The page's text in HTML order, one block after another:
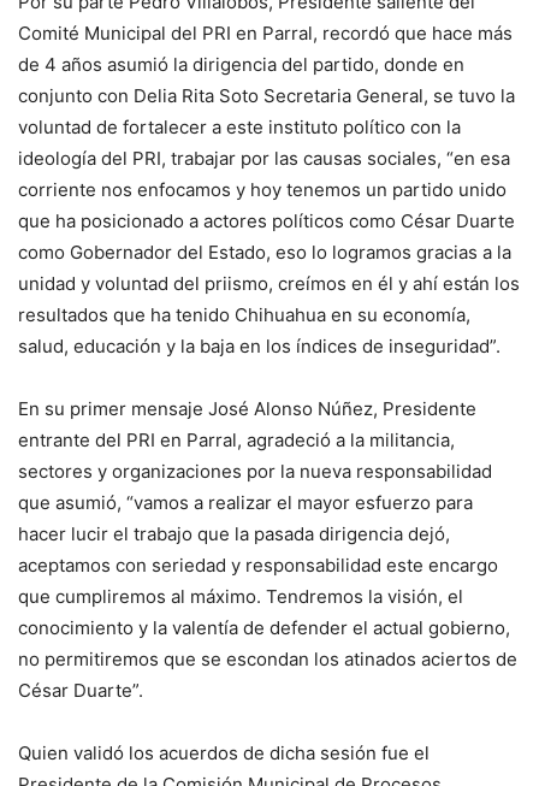
Comité Municipal del PRI en Parral, recordó que hace más
de 4 años asumió la dirigencia del partido, donde en
conjunto con Delia Rita Soto Secretaria General, se tuvo la
voluntad de fortalecer a este instituto político con la
ideología del PRI, trabajar por las causas sociales, “en esa
corriente nos enfocamos y hoy tenemos un partido unido
que ha posicionado a actores políticos como César Duarte
como Gobernador del Estado, eso lo logramos gracias a la
unidad y voluntad del priismo, creímos en él y ahí están los
resultados que ha tenido Chihuahua en su economía,
salud, educación y la baja en los índices de inseguridad”.
En su primer mensaje José Alonso Núñez, Presidente
entrante del PRI en Parral, agradeció a la militancia,
sectores y organizaciones por la nueva responsabilidad
que asumió, “vamos a realizar el mayor esfuerzo para
hacer lucir el trabajo que la pasada dirigencia dejó,
aceptamos con seriedad y responsabilidad este encargo
que cumpliremos al máximo. Tendremos la visión, el
conocimiento y la valentía de defender el actual gobierno,
no permitiremos que se escondan los atinados aciertos de
César Duarte”.
Quien validó los acuerdos de dicha sesión fue el